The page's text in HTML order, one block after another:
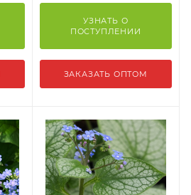
УЗНАТЬ О
ПОСТУПЛЕНИИ
ЗАКАЗАТЬ ОПТОМ